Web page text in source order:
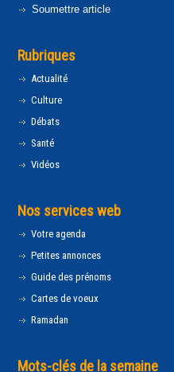
Soumettre article
Rubriques
Actualité
Culture
Débats
Santé
Vidéos
Nos services web
Votre agenda
Petites annonces
Guide des prénoms
Cartes de voeux
Ramadan
Mots-clés de la semaine